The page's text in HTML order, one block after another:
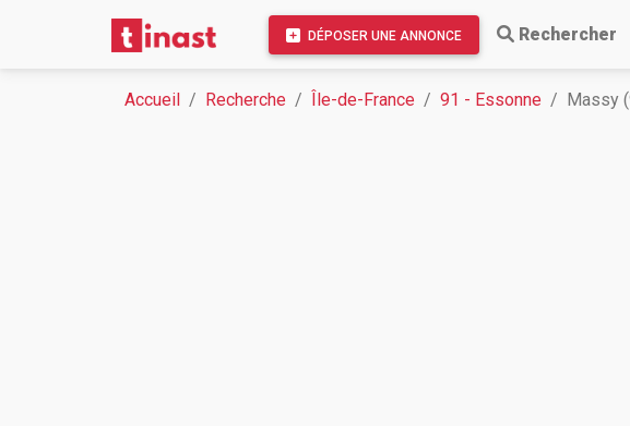
DÉPOSER UNE ANNONCE Rechercher
Accueil Recherche Île-de-France 91 - Essonne Massy